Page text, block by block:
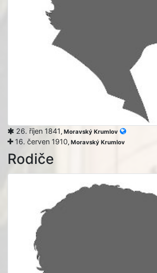
26. říjen 1841 , Moravský Krumlov
16. červen 1910, Moravský Krumlov
Rodiče